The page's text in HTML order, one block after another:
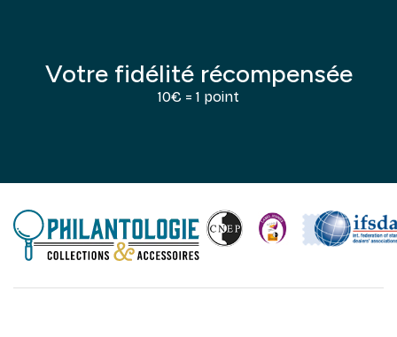
Votre fidélité récompensée
10€ = 1 point